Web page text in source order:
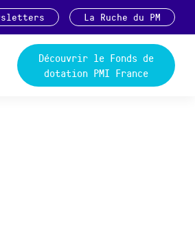
La Ruche du PM
Découvrir le Fonds de
dotation PMI France